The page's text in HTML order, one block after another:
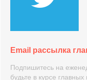
Email рассылка
Подпишитесь на
будьте в курсе